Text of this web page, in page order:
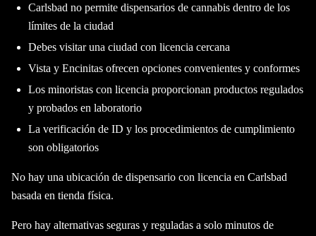
Carlsbad no permite dispensarios de cannabis dentro de los
límites de la ciudad
Debes visitar una ciudad con licencia cercana
Vista y Encinitas ofrecen opciones convenientes y conformes
Los minoristas con licencia proporcionan productos regulados
y probados en laboratorio
La verificación de ID y los procedimientos de cumplimiento
son obligatorios
No hay una ubicación de dispensario con licencia en Carlsbad
basada en tienda física.
Pero hay alternativas seguras y reguladas a solo minutos de